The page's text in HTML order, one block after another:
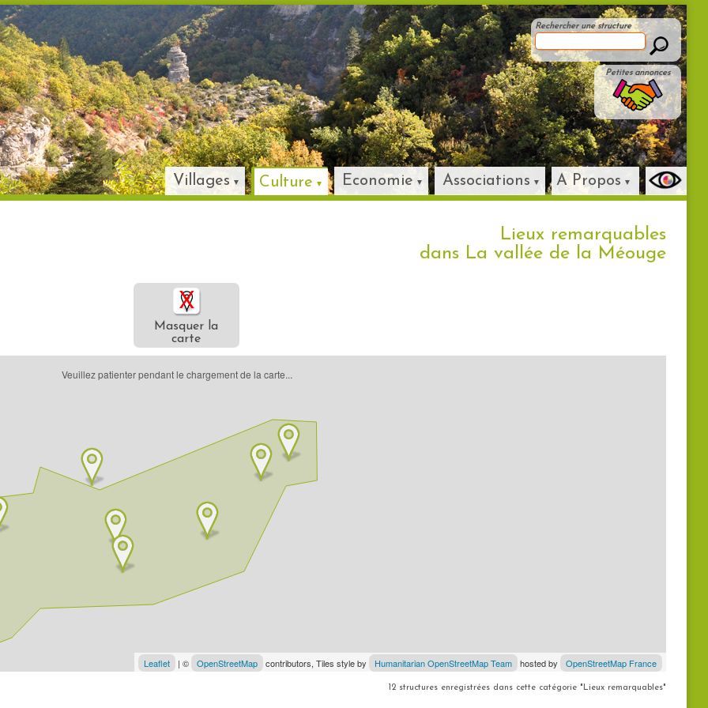
Rechercher une structure
Petites annonces
Villages Culture Economie Associations A Propos
Lieux remarquables
dans La vallée de la Méouge
Masquer la
carte
Veuillez patienter pendant le chargement de la carte...
Leaflet | © OpenStreetMap contributors, Tiles style by Humanitarian OpenStreetMap Team hosted by OpenStreetMap France
12 structures enregistrées dans cette catégorie "Lieux remarquables"